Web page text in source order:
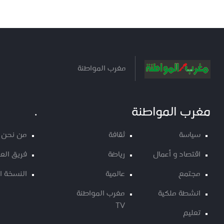
مغرب المواطنة
مغرب المواطنة
سياسة
اقتصاد و أعمال
مجتمع
انشطة ملكية
تعليم
ثقافة
رياضة
عالمية
مغرب المواطنة
TV
.
من نحن
فريق
النسخة